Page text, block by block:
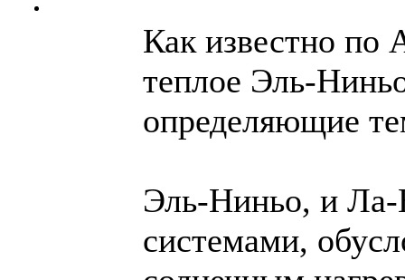
Как известно по
теплое Эль-
определяющие
Эль-Ниньо, и
системами,